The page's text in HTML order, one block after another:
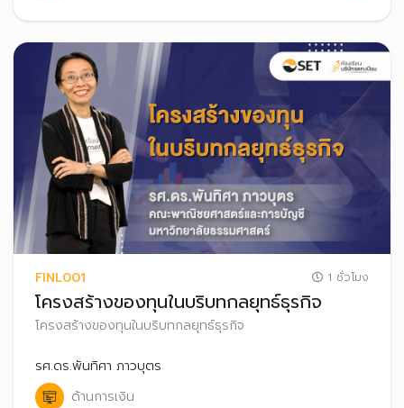
FINL001 1 ชั่วโมง
โครงสร้างของทุนในบริบทกลยุทธ์ธุรกิจ
โครงสร้างของทุนในบริบทกลยุทธ์ธุรกิจ
รศ.ดร.พันทิศา ภาวบุตร
ด้านการเงิน